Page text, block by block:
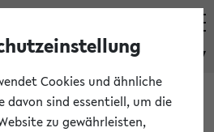
eKVV
Cookies und ähnliche
davon sind essentiell, um die
zu gewährleisten,